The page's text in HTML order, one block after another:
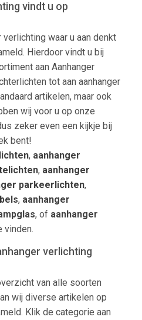
vindt u op
waar u aan denkt
Hierdoor vindt u bij
aan Aanhanger
tot aan aanhanger
artikelen, maar ook
wij voor u op onze
zeker even een kijkje bij
bent!
, aanhanger
, aanhanger
parkeerlichten,
, aanhanger
, of aanhanger
vinden.
verlichting
van alle soorten
wij diverse artikelen op
Klik de categorie aan